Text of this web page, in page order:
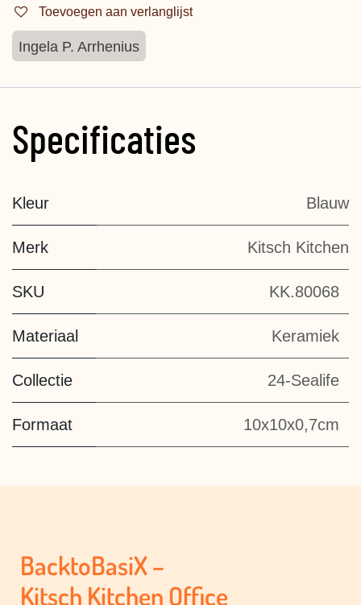
Toevoegen aan verlanglijst
Ingela P. Arrhenius
Specificaties
Kleur Blauw
Merk Kitsch Kitchen
SKU KK.80068
Materiaal Keramiek
Collectie 24-Sealife
Formaat 10x10x0,7cm
BacktoBasiX –
Kitsch Kitchen Office